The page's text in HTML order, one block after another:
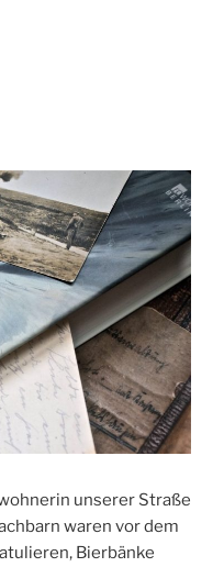
unserer Straße
waren vor dem
Bierbänke